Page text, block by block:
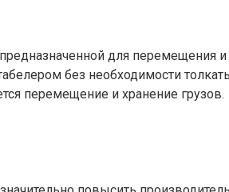
для перемещения
без необходимости
перемещение и хранение грузов.